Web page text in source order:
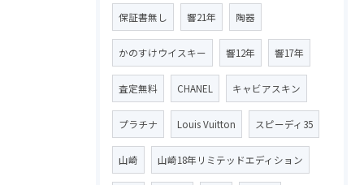
保証書無し 響21年 陶器
かのすけウイスキー 響12年 響17年
査定無料 CHANEL キャビアスキン
プラチナ Louis Vuitton スピーディ35
山崎 山崎18年リミテッドエディション